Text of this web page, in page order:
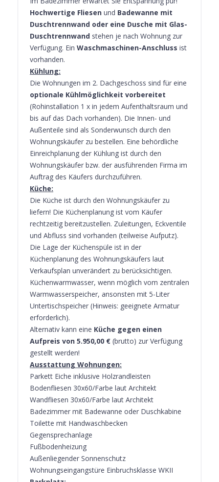
Hochwertige Fliesen und Badewanne mit
Duschtrennwand oder eine Dusche mit Glas-
Duschtrennwand stehen je nach Wohnung zur
Verfügung. Ein Waschmaschinen-Anschluss ist
vorhanden.
Kühlung:
Die Wohnungen im 2. Dachgeschoss sind für eine
optionale Kühlmöglichkeit vorbereitet
(Rohinstallation 1 x in jedem Aufenthaltsraum und
bis auf das Dach vorhanden). Die Innen- und
Außenteile sind als Sonderwunsch durch den
Wohnungskäufer zu bestellen. Eine behördliche
Einreichplanung der Kühlung ist durch den
Wohnungskäufer bzw. der ausführenden Firma im
Auftrag des Käufers durchzuführen.
Küche:
Die Küche ist durch den Wohnungskäufer zu
liefern! Die Küchenplanung ist vom Käufer
rechtzeitig bereitzustellen. Zuleitungen, Eckventile
und Abfluss sind vorhanden (teilweise Aufputz).
Die Lage der Küchenspüle ist in der
Küchenplanung des Wohnungskäufers laut
Verkaufsplan unverändert zu berücksichtigen.
Küchenwarmwasser, wenn möglich vom zentralen
Warmwasserspeicher, ansonsten mit 5-Liter
Untertischspeicher (Hinweis: geeignete Armatur
erforderlich).
Alternativ kann eine Küche gegen einen
Aufpreis von 5.950,00 € (brutto) zur Verfügung
gestellt werden!
Ausstattung Wohnungen:
Parkett Eiche inklusive Holzrandleisten
Bodenfliesen 30x60/Farbe laut Architekt
Wandfliesen 30x60/Farbe laut Architekt
Badezimmer mit Badewanne oder Duschkabine
Toilette mit Handwaschbecken
Gegensprechanlage
Fußbodenheizung
Außenliegender Sonnenschutz
Wohnungseingangstüre Einbruchsklasse WKII